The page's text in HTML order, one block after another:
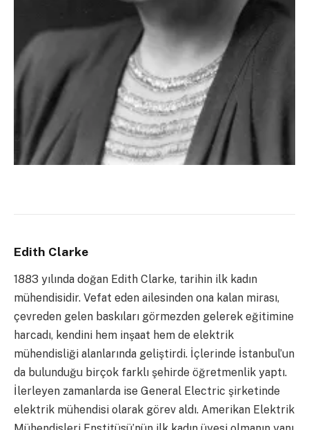
Edith Clarke
1883 yılında doğan Edith Clarke, tarihin ilk kadın
mühendisidir. Vefat eden ailesinden ona kalan mirası,
çevreden gelen baskıları görmezden gelerek eğitimine
harcadı, kendini hem inşaat hem de elektrik
mühendisliği alanlarında geliştirdi. İçlerinde İstanbul’un
da bulunduğu birçok farklı şehirde öğretmenlik yaptı.
İlerleyen zamanlarda ise General Electric şirketinde
elektrik mühendisi olarak görev aldı. Amerikan Elektrik